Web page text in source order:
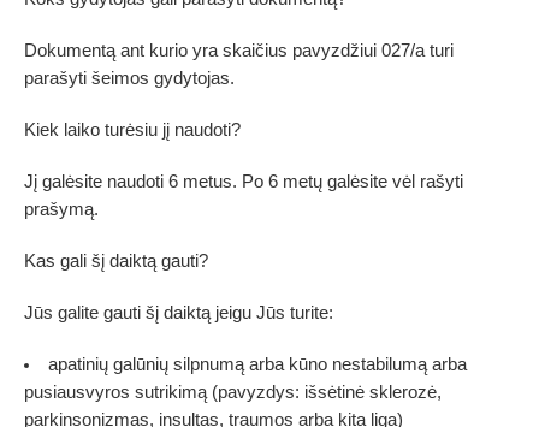
Dokumentą ant kurio yra skaičius pavyzdžiui 027/a turi
parašyti šeimos gydytojas.
Kiek laiko turėsiu jį naudoti?
Jį galėsite naudoti 6 metus. Po 6 metų galėsite vėl rašyti
prašymą.
Kas gali šį daiktą gauti?
Jūs galite gauti šį daiktą jeigu Jūs turite:
apatinių galūnių silpnumą arba kūno nestabilumą arba
pusiausvyros sutrikimą (pavyzdys: išsėtinė sklerozė,
parkinsonizmas, insultas, traumos arba kita liga)